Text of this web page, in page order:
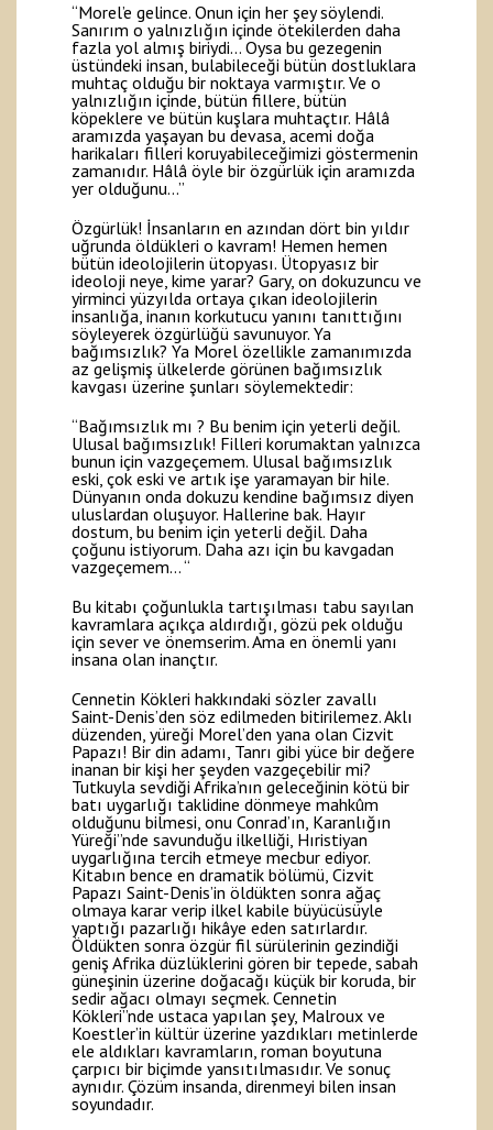
“Morel’e gelince. Onun için her şey söylendi.
Sanırım o yalnızlığın içinde ötekilerden daha
fazla yol almış biriydi… Oysa bu gezegenin
üstündeki insan, bulabileceği bütün dostluklara
muhtaç olduğu bir noktaya varmıştır. Ve o
yalnızlığın içinde, bütün fillere, bütün
köpeklere ve bütün kuşlara muhtaçtır. Hâlâ
aramızda yaşayan bu devasa, acemi doğa
harikaları filleri koruyabileceğimizi göstermenin
zamanıdır. Hâlâ öyle bir özgürlük için aramızda
yer olduğunu…”
Özgürlük! İnsanların en azından dört bin yıldır
uğrunda öldükleri o kavram! Hemen hemen
bütün ideolojilerin ütopyası. Ütopyasız bir
ideoloji neye, kime yarar? Gary, on dokuzuncu ve
yirminci yüzyılda ortaya çıkan ideolojilerin
insanlığa, inanın korkutucu yanını tanıttığını
söyleyerek özgürlüğü savunuyor. Ya
bağımsızlık? Ya Morel özellikle zamanımızda
az gelişmiş ülkelerde görünen bağımsızlık
kavgası üzerine şunları söylemektedir:
“Bağımsızlık mı ? Bu benim için yeterli değil.
Ulusal bağımsızlık! Filleri korumaktan yalnızca
bunun için vazgeçemem. Ulusal bağımsızlık
eski, çok eski ve artık işe yaramayan bir hile.
Dünyanın onda dokuzu kendine bağımsız diyen
uluslardan oluşuyor. Hallerine bak. Hayır
dostum, bu benim için yeterli değil. Daha
çoğunu istiyorum. Daha azı için bu kavgadan
vazgeçemem… “
Bu kitabı çoğunlukla tartışılması tabu sayılan
kavramlara açıkça aldırdığı, gözü pek olduğu
için sever ve önemserim. Ama en önemli yanı
insana olan inançtır.
Cennetin Kökleri hakkındaki sözler zavallı
Saint-Denis’den söz edilmeden bitirilemez. Aklı
düzenden, yüreği Morel’den yana olan Cizvit
Papazı! Bir din adamı, Tanrı gibi yüce bir değere
inanan bir kişi her şeyden vazgeçebilir mi?
Tutkuyla sevdiği Afrika’nın geleceğinin kötü bir
batı uygarlığı taklidine dönmeye mahkûm
olduğunu bilmesi, onu Conrad’ın, Karanlığın
Yüreği”nde savunduğu ilkelliği, Hıristiyan
uygarlığına tercih etmeye mecbur ediyor.
Kitabın bence en dramatik bölümü, Cizvit
Papazı Saint-Denis’in öldükten sonra ağaç
olmaya karar verip ilkel kabile büyücüsüyle
yaptığı pazarlığı hikâye eden satırlardır.
Öldükten sonra özgür fil sürülerinin gezindiği
geniş Afrika düzlüklerini gören bir tepede, sabah
güneşinin üzerine doğacağı küçük bir koruda, bir
sedir ağacı olmayı seçmek. Cennetin
Kökleri”nde ustaca yapılan şey, Malroux ve
Koestler’in kültür üzerine yazdıkları metinlerde
ele aldıkları kavramların, roman boyutuna
çarpıcı bir biçimde yansıtılmasıdır. Ve sonuç
aynıdır. Çözüm insanda, direnmeyi bilen insan
soyundadır.